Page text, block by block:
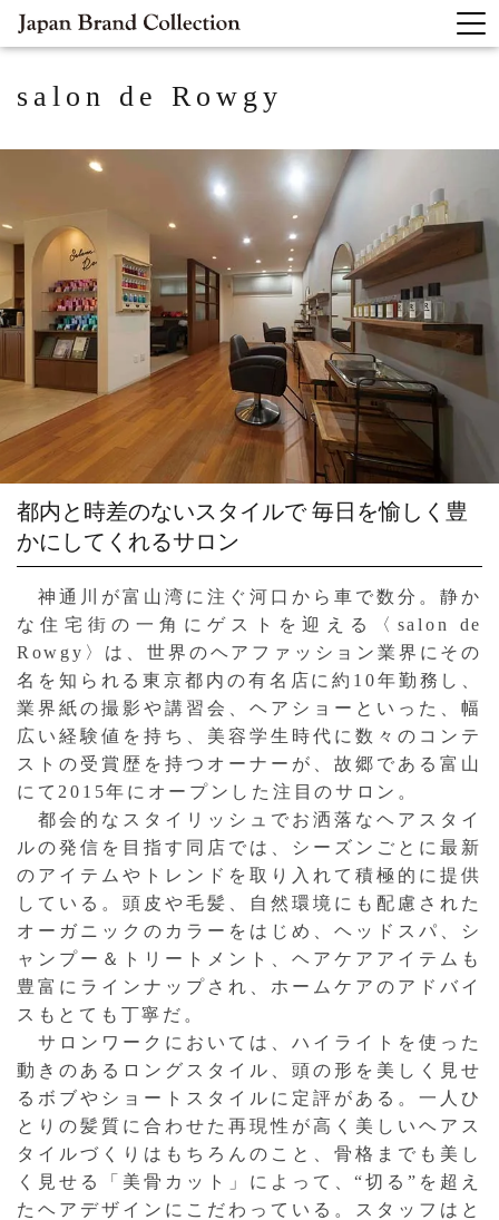
salon de Rowgy
都内と時差のないスタイルで毎日を愉しく豊
かにしてくれるサロン
神通川が富山湾に注ぐ河口から車で数分。静か
な住宅街の一角にゲストを迎える〈salon de
Rowgy〉は、世界のヘアファッション業界にその
名を知られる東京都内の有名店に約10年勤務し、
業界紙の撮影や講習会、ヘアショーといった、幅
広い経験値を持ち、美容学生時代に数々のコンテ
ストの受賞歴を持つオーナーが、故郷である富山
にて2015年にオープンした注目のサロン。
都会的なスタイリッシュでお洒落なヘアスタイ
ルの発信を目指す同店では、シーズンごとに最新
のアイテムやトレンドを取り入れて積極的に提供
している。頭皮や毛髪、自然環境にも配慮された
オーガニックのカラーをはじめ、ヘッドスパ、シ
ャンプー＆トリートメント、ヘアケアアイテムも
豊富にラインナップされ、ホームケアのアドバイ
スもとても丁寧だ。
サロンワークにおいては、ハイライトを使った
動きのあるロングスタイル、頭の形を美しく見せ
るボブやショートスタイルに定評がある。一人ひ
とりの髪質に合わせた再現性が高く美しいヘアス
タイルづくりはもちろんのこと、骨格までも美し
く見せる「美骨カット」によって、“切る”を超え
たヘアデザインにこだわっている。スタッフはと